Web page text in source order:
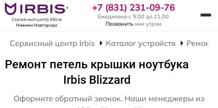
Сервисный центр Irbisв
Нижнем Новгороде
+7 (831) 231-09-76
Ежедневно с 9:00 до 21:00
Позвонить мне утром
Сервисный центр Irbis Каталог устройств Ремонт
Ремонт петель крышки ноутбука
Irbis Blizzard
Оформите обратный звонок. Наши менеджеры из